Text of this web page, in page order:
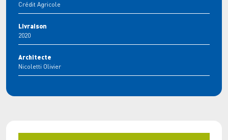
Crédit Agricole
Livraison
2020
Architecte
Nicoletti Olivier